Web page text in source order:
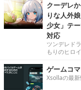
クーデレ
りな人外
少女」テ
対応
ツンデレド
もりのヒロ
ゲームコ
Xsollaの最新